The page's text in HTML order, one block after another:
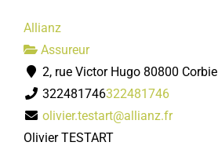
Allianz
Assureur
2, rue Victor Hugo 80800 Corbie
322481746322481746
olivier.testart@allianz.fr
Olivier TESTART